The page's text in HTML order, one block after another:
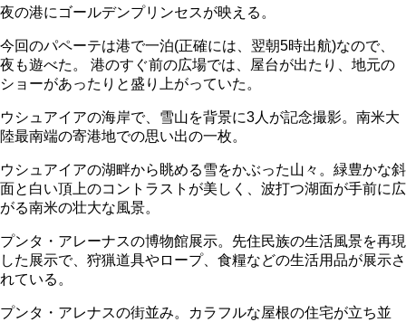
夜の港にゴールデンプリンセスが映える。
今回のパペーテは港で一泊(正確には、翌朝5時出航)なので、
夜も遊べた。 港のすぐ前の広場では、屋台が出たり、地元の
ショーがあったりと盛り上がっていた。
ウシュアイアの海岸で、雪山を背景に3人が記念撮影。南米大
陸最南端の寄港地での思い出の一枚。
ウシュアイアの湖畔から眺める雪をかぶった山々。緑豊かな斜
面と白い頂上のコントラストが美しく、波打つ湖面が手前に広
がる南米の壮大な風景。
プンタ・アレーナスの博物館展示。先住民族の生活風景を再現
した展示で、狩猟道具やロープ、食糧などの生活用品が展示さ
れている。
プンタ・アレナスの街並み。カラフルな屋根の住宅が立ち並